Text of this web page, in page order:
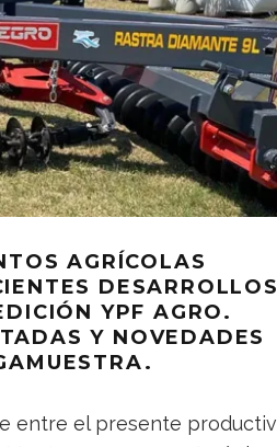
AGRÍCOLAS
DESARROLLOS
YPF AGRO.
Y NOVEDADES
entre el presente